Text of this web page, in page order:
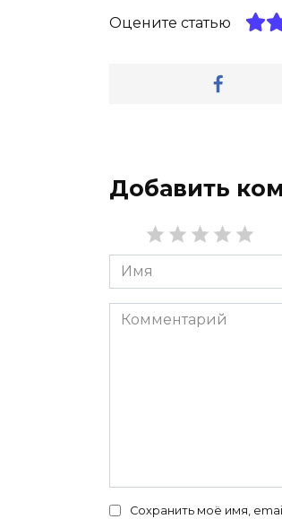
Оцените статью
Добавить
Имя
*
Комментарий
Сохранить моё имя,